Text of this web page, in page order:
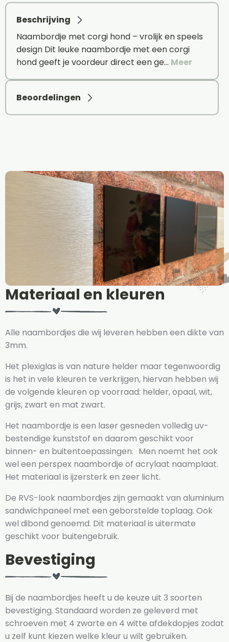
Beschrijving
Naambordje met corgi hond – vrolijk en speels
design Dit leuke naambordje met een corgi
hond geeft je voordeur direct een ge… Meer
Beoordelingen
Materiaal en kleuren
Alle naambordjes die wij leveren hebben een dikte van
3mm.
Het plexiglas is van nature helder maar tegenwoordig
is het in vele kleuren te verkrijgen, hiervan hebben wij
de volgende kleuren op voorraad: helder, opaal, wit,
grijs, zwart en mat zwart.
Het naambordje is een laser gesneden volledig uv-
bestendige kunststof en daarom geschikt voor
binnen- en buitentoepassingen. Men noemt het ook
wel een perspex naambordje of acrylaat naamplaat.
Het materiaal is ijzersterk en zeer licht.
De RVS-look naambordjes zijn gemaakt van aluminium
sandwichpaneel met een geborstelde toplaag. Ook
wel dibond genoemd. Dit materiaal is uitermate
geschikt voor buitengebruik.
Bevestiging
Bij de naambordjes heeft u de keuze uit 3 soorten
bevestiging. Standaard worden ze geleverd met
schroeven met 4 zwarte en 4 witte afdekdopjes zodat
u zelf kunt kiezen welke kleur u wilt gebruiken.